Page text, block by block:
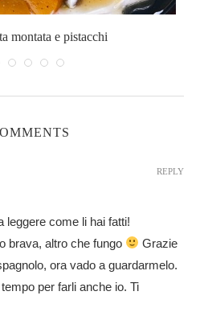
montata e pistacchi
leggere come li hai fatti!
brava, altro che fungo
Grazie
ora vado a guardarmelo.
per farli anche io. Ti
REPLY